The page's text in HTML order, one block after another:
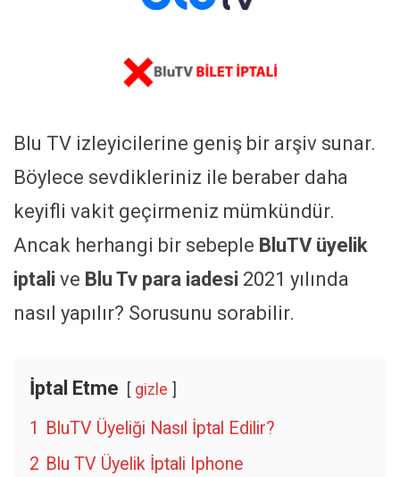
Blu TV izleyicilerine geniş bir arşiv sunar.
Böylece sevdikleriniz ile beraber daha
keyifli vakit geçirmeniz mümkündür.
Ancak herhangi bir sebeple BluTV üyelik
iptali ve Blu Tv para iadesi 2021 yılında
nasıl yapılır? Sorusunu sorabilir.
İptal Etme gizle
1
BluTV Üyeliği Nasıl İptal Edilir?
2 Blu TV Üyelik İptali Iphone